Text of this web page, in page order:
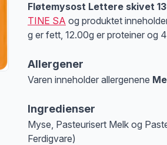
Fløtemysost Lettere skivet
TINE SA og produktet
g er fett, 12.00g er proteiner og
Allergener
Varen inneholder allergenene
at denne informasjonen er bare til
Ingredienser
Myse, Pasteurisert Melk og
Ferdigvare)